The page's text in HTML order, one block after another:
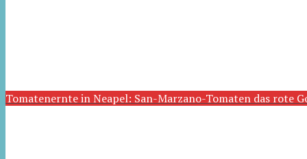
Tomatenernte in Neapel: San-Marzano-Tomaten das rote